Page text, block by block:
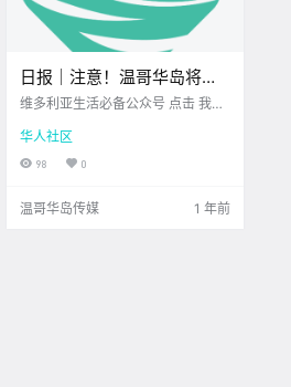
日报｜注意！温哥华岛将迎
来流星雨！特朗普再次上调
一轮冲击！
维多利亚生活必备公众号 点击 我在
华人社区
98 0
温哥华岛传媒 1 年前